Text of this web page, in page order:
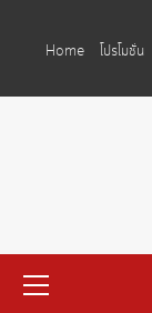
Home
โปรโมชั่น
Menu